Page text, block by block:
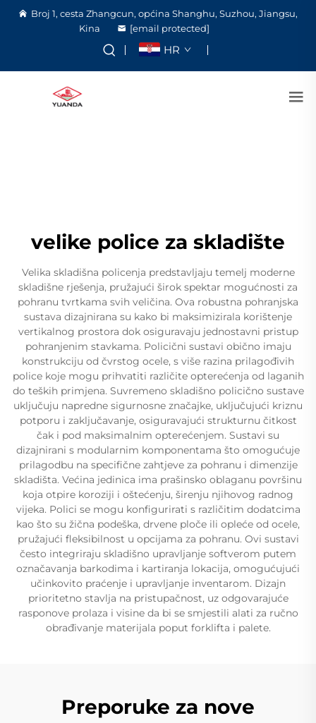
Broj 1, cesta Zhangcun, općina Shanghu, Suzhou, Jiangsu,
Kina
[email protected]
HR
velike police za skladište
Velika skladišna policenja predstavljaju temelj moderne
skladišne rješenja, pružajući širok spektar mogućnosti za
pohranu tvrtkama svih veličina. Ova robustna pohranjska
sustava dizajnirana su kako bi maksimizirala korištenje
vertikalnog prostora dok osiguravaju jednostavni pristup
pohranjenim stavkama. Policični sustavi obično imaju
konstrukciju od čvrstog ocele, s više razina prilagođivih
police koje mogu prihvatiti različite opterećenja od laganih
do teških primjena. Suvremeno skladišno policično sustave
uključuju napredne sigurnosne značajke, uključujući kriznu
potporu i zaključavanje, osiguravajući strukturnu čitkost
čak i pod maksimalnim opterećenjem. Sustavi su
dizajnirani s modularnim komponentama što omogućuje
prilagodbu na specifične zahtjeve za pohranu i dimenzije
skladišta. Većina jedinica ima prašinsko oblaganu površinu
koja otpire koroziji i oštećenju, širenju njihovog radnog
vijeka. Polici se mogu konfigurirati s različitim dodatcima
kao što su žična podeška, drvene ploče ili opleće od ocele,
pružajući fleksibilnost u opcijama za pohranu. Ovi sustavi
često integriraju skladišno upravljanje softverom putem
označavanja barkodima i kartiranja lokacija, omogućujući
učinkovito praćenje i upravljanje inventarom. Dizajn
prioritetno stavlja na pristupačnost, uz odgovarajuće
rasponove prolaza i visine da bi se smjestili alati za ručno
obrađivanje materijala poput forklifta i palete.
Preporuke za nove